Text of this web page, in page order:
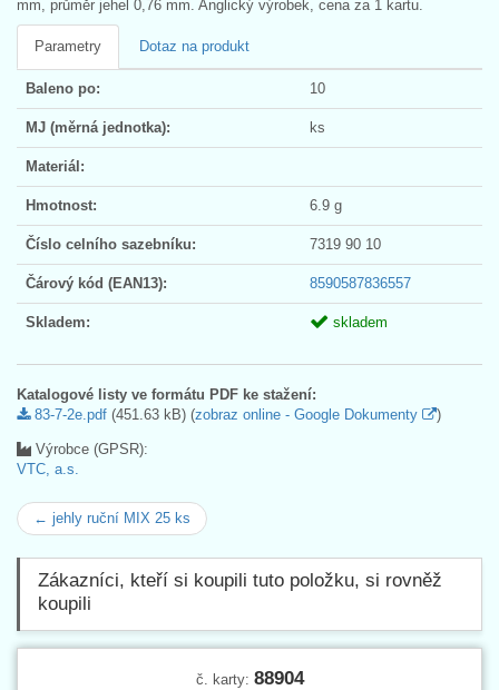
mm, průměr jehel 0,76 mm. Anglický výrobek, cena za 1 kartu.
Parametry Dotaz na produkt
Baleno po: 10
MJ (měrná jednotka): ks
Materiál:
Hmotnost: 6.9 g
Číslo celního sazebníku: 7319 90 10
Čárový kód (EAN13): 8590587836557
Skladem: skladem
Katalogové listy ve formátu PDF ke stažení:
83-7-2e.pdf (451.63 kB) (zobraz online - Google Dokumenty )
Výrobce (GPSR):
VTC, a.s.
← jehly ruční MIX 25 ks
Zákazníci, kteří si koupili tuto položku, si rovněž
koupili
č. karty: 88904